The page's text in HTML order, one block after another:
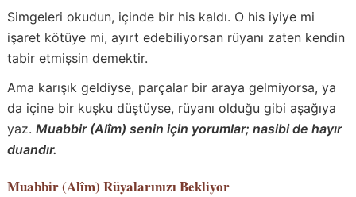
Simgeleri okudun, içinde bir his kaldı. O his iyiye mi
işaret kötüye mi, ayırt edebiliyorsan rüyanı zaten kendin
tabir etmişsin demektir.
Ama karışık geldiyse, parçalar bir araya gelmiyorsa, ya
da içine bir kuşku düştüyse, rüyanı olduğu gibi aşağıya
yaz. Muabbir (Alîm) senin için yorumlar; nasibi de hayır
duandır.
Muabbir (Alîm) Rüyalarınızı Bekliyor